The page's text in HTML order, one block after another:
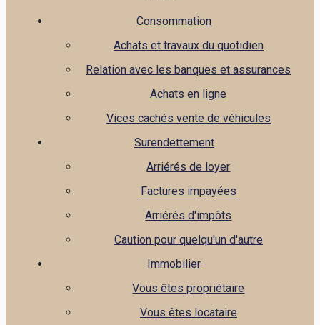
Consommation
Achats et travaux du quotidien
Relation avec les banques et assurances
Achats en ligne
Vices cachés vente de véhicules
Surendettement
Arriérés de loyer
Factures impayées
Arriérés d'impôts
Caution pour quelqu'un d'autre
Immobilier
Vous êtes propriétaire
Vous êtes locataire